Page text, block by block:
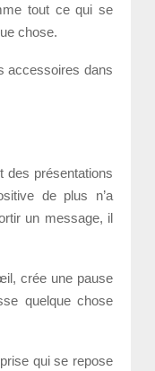
tout ce qui se
chose.
accessoires dans
des présentations
de plus n’a
un message, il
crée une pause
quelque chose
qui se repose